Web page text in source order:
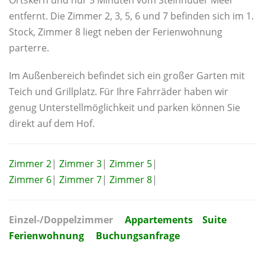
entfernt. Die Zimmer 2, 3, 5, 6 und 7 befinden sich im 1.
Stock, Zimmer 8 liegt neben der Ferienwohnung
parterre.
Im Außenbereich befindet sich ein großer Garten mit
Teich und Grillplatz. Für Ihre Fahrräder haben wir
genug Unterstellmöglichkeit und parken können Sie
direkt auf dem Hof.
Zimmer 2| Zimmer 3| Zimmer 5|
Zimmer 6| Zimmer 7| Zimmer 8|
Einzel-/Doppelzimmer Appartements
Suite
Ferienwohnung
Buchungsanfrage